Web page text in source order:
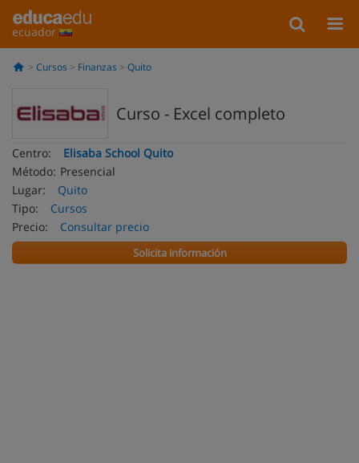
ecuador
Cursos Finanzas Quito
Curso - Excel completo
Centro:
Elisaba School Quito
Método: Presencial
Lugar:
Quito
Tipo:
Cursos
Precio:
Consultar precio
Solicita información